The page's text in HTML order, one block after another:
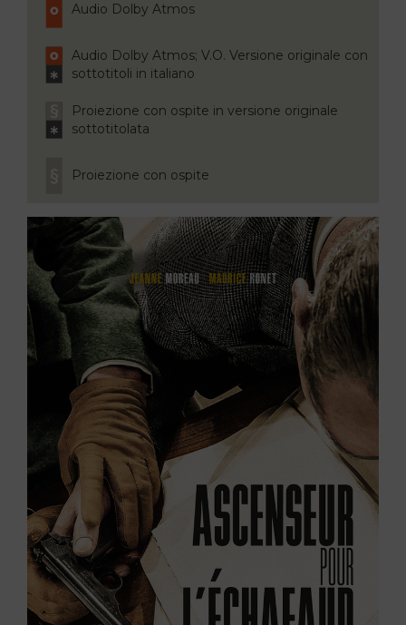
Audio Dolby Atmos
Audio Dolby Atmos; V.O. Versione originale con
sottotitoli in italiano
Proiezione con ospite in versione originale
sottotitolata
Proiezione con ospite